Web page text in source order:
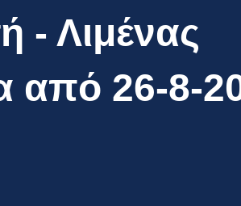
- Λιμένας
από 26-8-